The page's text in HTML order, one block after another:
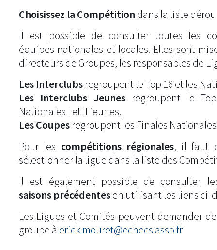
Choisissez la Compétition dans la liste
Il est possible de consulter toutes les
équipes nationales et locales. Elles sont
directeurs de Groupes, les responsables de
Les Interclubs regroupent le Top 16 et les
Les Interclubs Jeunesregroupent le
Nationales I et II jeunes.
Les Coupes regroupent les Finales
Pour les compétitions régionales, il faut
sélectionner la ligue dans la liste des
Il est également possible de consulter
saisons précédentesen utilisant les liens ci-
Les Ligues et Comités peuvent demander
groupe à erick.mouret@echecs.asso.fr